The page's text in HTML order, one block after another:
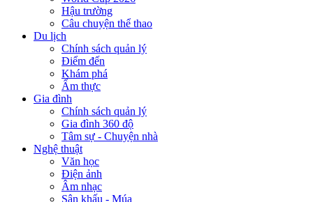
Hậu trường
Câu chuyện thể thao
Du lịch
Chính sách quản lý
Điểm đến
Khám phá
Ẩm thực
Gia đình
Chính sách quản lý
Gia đình 360 độ
Tâm sự - Chuyện nhà
Nghệ thuật
Văn học
Điện ảnh
Âm nhạc
Sân khấu - Múa